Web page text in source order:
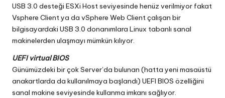
USB 3.0 desteği ESXi Host seviyesinde henüz verilmiyor fakat
Vsphere Client ya da vSphere Web Client çalışan bir
bilgisayardaki USB 3.0 donanımlara Linux tabanlı sanal
makinelerden ulaşmayı mümkün kılıyor.
UEFI virtual BIOS
Günümüzdeki bir çok Server’da bulunan (hatta yeni masaüstü
anakartlarda da kullanılmaya başlandı) UEFI BIOS özelliğini
sanal makine seviyesinde kullanma imkanı sağlıyor.